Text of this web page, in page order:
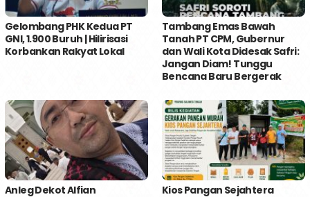
Gelombang PHK Kedua PT
GNI, 1.900 Buruh | Hilirisasi
Korbankan Rakyat Lokal
Tambang Emas Bawah
Tanah PT CPM, Gubernur
dan Wali Kota Didesak Safri:
Jangan Diam! Tunggu
Bencana Baru Bergerak
Anleg Dekot Alfian
Kios Pangan Sejahtera